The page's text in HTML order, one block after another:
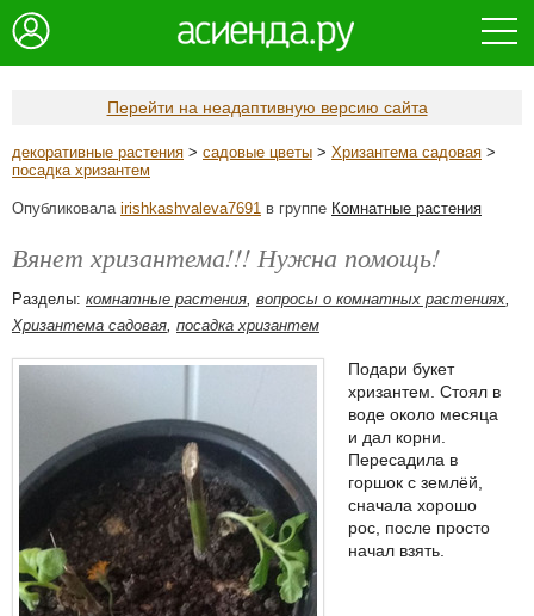
Перейти на неадаптивную версию сайта
декоративные растения > садовые цветы > Хризантема садовая >
посадка хризантем
Опубликовала irishkashvaleva7691 в группе Комнатные растения
Вянет хризантема!!! Нужна помощь!
Разделы: комнатные растения, вопросы о комнатных растениях,
Хризантема садовая, посадка хризантем
Подари букет
хризантем. Стоял в
воде около месяца
и дал корни.
Пересадила в
горшок с землёй,
сначала хорошо
рос, после просто
начал взять.